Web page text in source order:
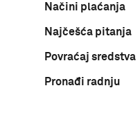
Načini plaćanja
Najčešća pitanja
Povraćaj sredstva
Pronađi radnju